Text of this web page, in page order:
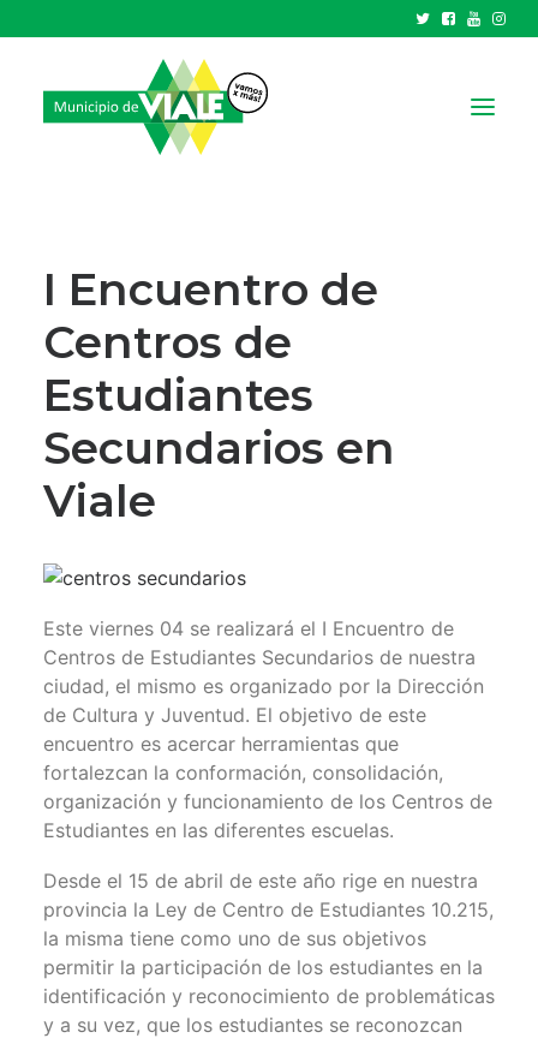
HCD
TRÁMITES Y SERVICIOS
CIUDAD
PARQUE INDUSTRIAL
RECAUDACIONES
I Encuentro de
Centros de
Estudiantes
Secundarios en
Viale
Este viernes 04 se realizará el I Encuentro de
Centros de Estudiantes Secundarios de nuestra
ciudad, el mismo es organizado por la Dirección
de Cultura y Juventud. El objetivo de este
encuentro es acercar herramientas que
fortalezcan la conformación, consolidación,
organización y funcionamiento de los Centros de
Estudiantes en las diferentes escuelas.
Desde el 15 de abril de este año rige en nuestra
provincia la Ley de Centro de Estudiantes 10.215,
la misma tiene como uno de sus objetivos
permitir la participación de los estudiantes en la
identificación y reconocimiento de problemáticas
y a su vez, que los estudiantes se reconozcan